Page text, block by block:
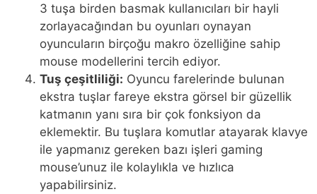
3 tuşa birden basmak kullanıcıları bir hayli
zorlayacağından bu oyunları oynayan
oyuncuların birçoğu makro özelliğine sahip
mouse modellerini tercih ediyor.
Tuş çeşitliliği: Oyuncu farelerinde bulunan
ekstra tuşlar fareye ekstra görsel bir güzellik
katmanın yanı sıra bir çok fonksiyon da
eklemektir. Bu tuşlara komutlar atayarak klavye
ile yapmanız gereken bazı işleri gaming
mouse’unuz ile kolaylıkla ve hızlıca
yapabilirsiniz.